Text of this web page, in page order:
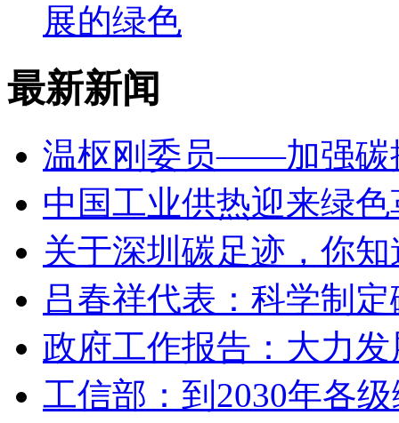
展的绿色
最新新闻
温枢刚委员——加强碳
中国工业供热迎来绿
关于深圳碳足迹，你
吕春祥代表：科学制
政府工作报告：大力
工信部：到2030年各